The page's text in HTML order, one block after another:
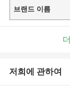
브랜드 이름
저희에 관하여